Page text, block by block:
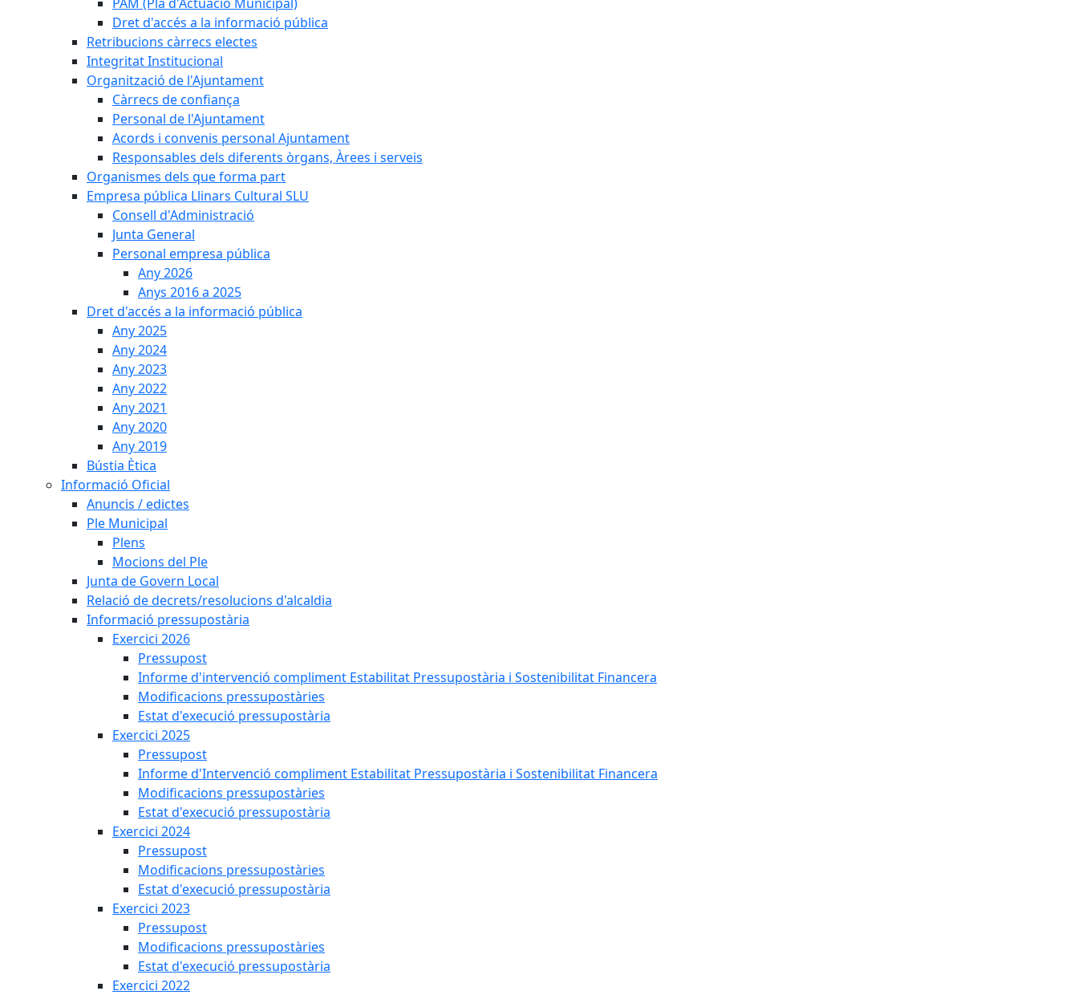
Dret d'accés a la informació pública
Retribucions càrrecs electes
Integritat Institucional
Organització de l'Ajuntament
Càrrecs de confiança
Personal de l'Ajuntament
Acords i convenis personal Ajuntament
Responsables dels diferents òrgans, Àrees i serveis
Organismes dels que forma part
Empresa pública Llinars Cultural SLU
Consell d'Administració
Junta General
Personal empresa pública
Any 2026
Anys 2016 a 2025
Dret d'accés a la informació pública
Any 2025
Any 2024
Any 2023
Any 2022
Any 2021
Any 2020
Any 2019
Bústia Ètica
Informació Oficial
Anuncis / edictes
Ple Municipal
Plens
Mocions del Ple
Junta de Govern Local
Relació de decrets/resolucions d'alcaldia
Informació pressupostària
Exercici 2026
Pressupost
Informe d'intervenció compliment Estabilitat Pressupostària i Sostenibilitat Financera
Modificacions pressupostàries
Estat d'execució pressupostària
Exercici 2025
Pressupost
Informe d'Intervenció compliment Estabilitat Pressupostària i Sostenibilitat Financera
Modificacions pressupostàries
Estat d'execució pressupostària
Exercici 2024
Pressupost
Modificacions pressupostàries
Estat d'execució pressupostària
Exercici 2023
Pressupost
Modificacions pressupostàries
Estat d'execució pressupostària
Exercici 2022